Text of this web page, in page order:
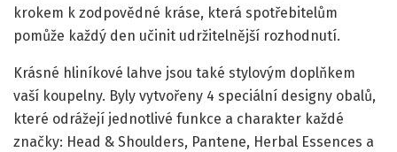
krokem k zodpovědné kráse, která spotřebitelům
pomůže každý den učinit udržitelnější rozhodnutí.
Krásné hliníkové lahve jsou také stylovým doplňkem
vaší koupelny. Byly vytvořeny 4 speciální designy obalů,
které odrážejí jednotlivé funkce a charakter každé
značky: Head & Shoulders, Pantene, Herbal Essences a